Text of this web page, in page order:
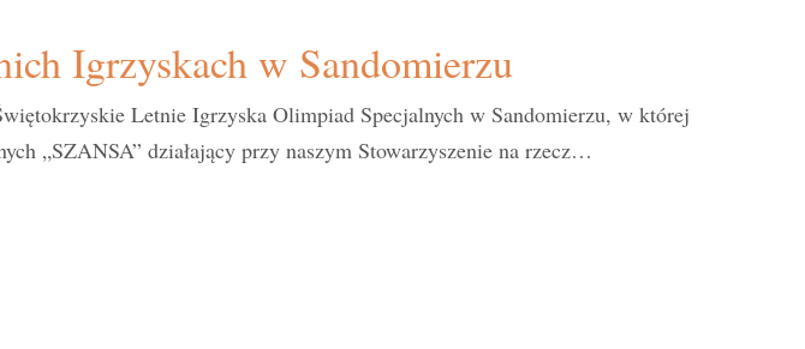
Igrzyskach w Sandomierzu
Letnie Igrzyska Olimpiad Specjalnych w Sandomierzu, w której
„SZANSA” działający przy naszym Stowarzyszenie na rzecz…